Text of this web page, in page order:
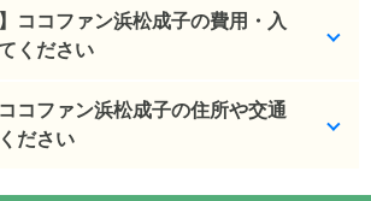
子を見学した方の口コミを確認で
子
口コミ
対応、適切な対応をしてくれる ま
...
ココファン浜松成子の費用・入
ください
成子の入居金・月額料金は次のとお
〜28.2万円
コファン浜松成子の住所や交通
ださい